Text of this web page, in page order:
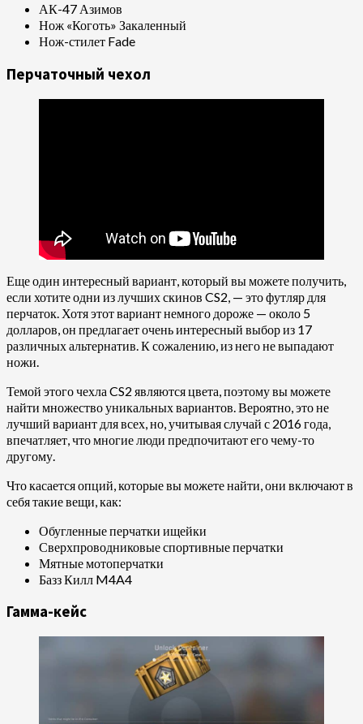
АК-47 Азимов
Нож «Коготь» Закаленный
Нож-стилет Fade
Перчаточный чехол
Еще один интересный вариант, который вы можете получить,
если хотите одни из лучших скинов CS2, — это футляр для
перчаток. Хотя этот вариант немного дороже — около 5
долларов, он предлагает очень интересный выбор из 17
различных альтернатив. К сожалению, из него не выпадают
ножи.
Темой этого чехла CS2 являются цвета, поэтому вы можете
найти множество уникальных вариантов. Вероятно, это не
лучший вариант для всех, но, учитывая случай с 2016 года,
впечатляет, что многие люди предпочитают его чему-то
другому.
Что касается опций, которые вы можете найти, они включают в
себя такие вещи, как:
Обугленные перчатки ищейки
Сверхпроводниковые спортивные перчатки
Мятные мотоперчатки
Базз Килл M4A4
Гамма-кейс